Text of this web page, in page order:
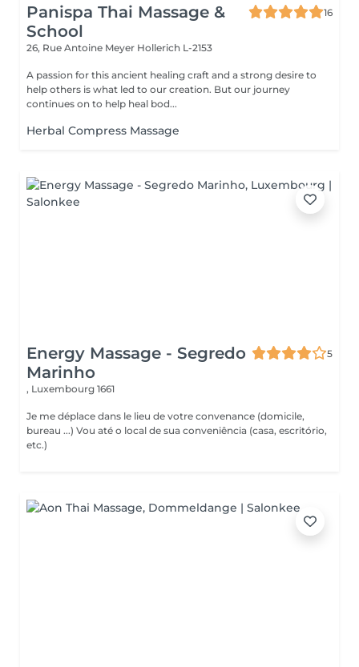
Panispa Thai Massage &
School
16
26, Rue Antoine Meyer Hollerich L-2153
A passion for this ancient healing craft and a strong desire to
help others is what led to our creation. But our journey
continues on to help heal bod...
Herbal Compress Massage
Energy Massage - Segredo
Marinho
5
, Luxembourg 1661
Je me déplace dans le lieu de votre convenance (domicile,
bureau ...) Vou até o local de sua conveniência (casa, escritório,
etc.)